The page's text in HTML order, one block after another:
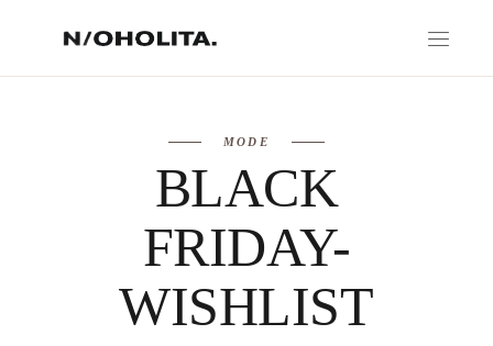
MODE
BLACK
FRIDAY-
WISHLIST